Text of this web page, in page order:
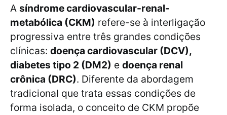
A síndrome cardiovascular-renal-
metabólica (CKM) refere-se à interligação
progressiva entre três grandes condições
clínicas: doença cardiovascular (DCV),
diabetes tipo 2 (DM2) e doença renal
crônica (DRC). Diferente da abordagem
tradicional que trata essas condições de
forma isolada, o conceito de CKM propõe